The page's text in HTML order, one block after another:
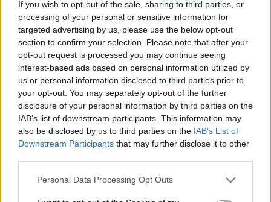
If you wish to opt-out of the sale, sharing to third parties, or
processing of your personal or sensitive information for
targeted advertising by us, please use the below opt-out
section to confirm your selection. Please note that after your
opt-out request is processed you may continue seeing
interest-based ads based on personal information utilized by
us or personal information disclosed to third parties prior to
your opt-out. You may separately opt-out of the further
disclosure of your personal information by third parties on the
IAB’s list of downstream participants. This information may
also be disclosed by us to third parties on the IAB’s List of
Downstream Participants that may further disclose it to other
Personal Data Processing Opt Outs
καθώς, όπως λένε συνομιλητές του, «ως πρώην
πρωθυπουργός θα έκανε μία τέτοια κίνηση μόνο
αν είχε νέα και σοβαρά στοιχεία στη διάθεσή
του». Σημειώνεται ότι πριν από λίγο καιρό από
το βήμα της Βουλής ο κ. Σαμαράς,
απευθυνόμενος προς τον Κυριάκο Μητσοτάκη,
αναφέρθηκε στο θέμα των υποκλοπών
λέγοντας τα εξής: «Μέσα σε αυτό το πνιγηρό
μείζον θεσμικό θέμα των υποκλοπών: Κύριε
Εγγραφή στο newsletter